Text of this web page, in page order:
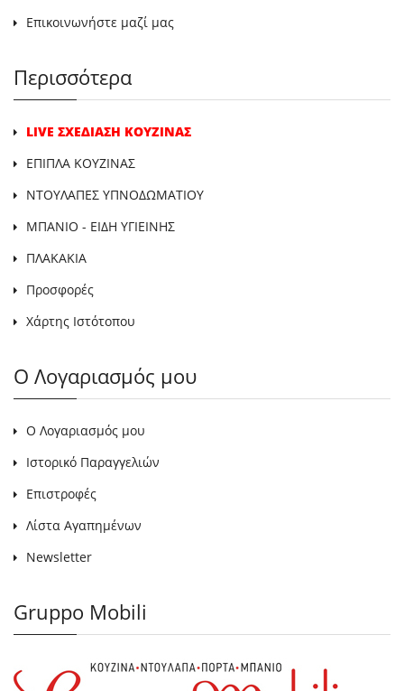
Επικοινωνήστε μαζί μας
Περισσότερα
LIVE ΣΧΕΔΙΑΣΗ ΚΟΥΖΙΝΑΣ
ΕΠΙΠΛΑ ΚΟΥΖΙΝΑΣ
ΝΤΟΥΛΑΠΕΣ ΥΠΝΟΔΩΜΑΤΙΟΥ
ΜΠΑΝΙΟ - ΕΙΔΗ ΥΓΙΕΙΝΗΣ
ΠΛΑΚΑΚΙΑ
Προσφορές
Χάρτης Ιστότοπου
Ο Λογαριασμός μου
Ο Λογαριασμός μου
Ιστορικό Παραγγελιών
Επιστροφές
Λίστα Αγαπημένων
Newsletter
Gruppo Mobili